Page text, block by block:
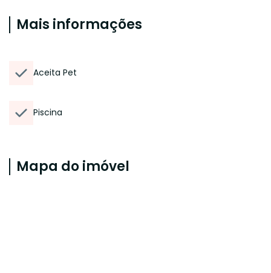
Mais informações
Aceita Pet
Piscina
Mapa do imóvel